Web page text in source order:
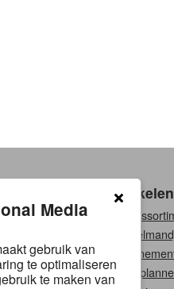
Winkelen
Ons
Media
gebruik van
te optimaliseren
te maken van